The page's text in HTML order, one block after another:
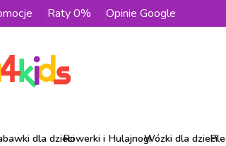
Raty 0% Opinie Google
dla dzieciRowerki i HulajnogiWózki dla dzieci